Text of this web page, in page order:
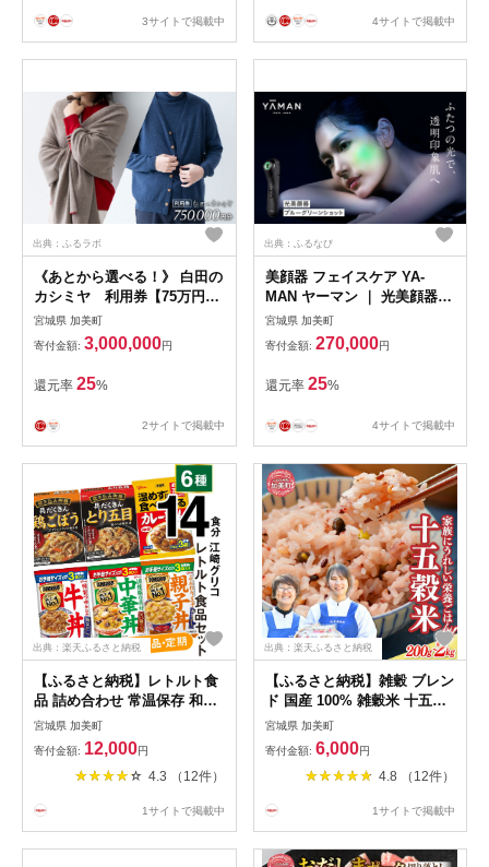
3サイトで掲載中 4サイトで掲載中
出典：ふるラボ
《あとから選べる！》 白田の
カシミヤ 利用券【75万円
分】 カシミア 100％ 最高級
ニット 手づくり
宮城県 加美町
寄付金額: 3,000,000円
還元率 25%
2サイトで掲載中
出典：ふるなび
美顔器 フェイスケア YA-
MAN ヤーマン ｜ 光美顔器
光エステ 光フェイシャル く
すみ ケア 家庭用 LED 緑LED
プレゼント ギフト ブルーグ
リーンショット YJFC0B 宮城
県 加美町 【sl00001】
宮城県 加美町
寄付金額: 270,000円
還元率 25%
4サイトで掲載中
出典：楽天ふるさと納税
【ふるさと納税】レトルト食
品 詰め合わせ 常温保存 和風
おかず カレー 牛丼 中華丼 (6
種14食分) 食べ比べ セット 1
回 3回 6回 12回 単品 定期便 [
グリコ 宮城県 加美町 gm-
常温 レンジ 非常食 湯煎 キャ
宮城県 加美町
寄付金額: 12,000円
4.3 （12件）
1サイトで掲載中
出典：楽天ふるさと納税
【ふるさと納税】雑穀 ブレン
ド 国産 100% 雑穀米 十五穀
米 選べる 200g 200g×3 雑穀
ご飯 黒米 発芽玄米 もち米 押
し麦 たかきび 赤米 そば あわ
きび ひえ 小豆 青大豆 黒大豆
『 幻の雑穀クリエイター監修
宮城県 加美町
寄付金額: 6,000円
4.8 （12件）
1サイトで掲載中